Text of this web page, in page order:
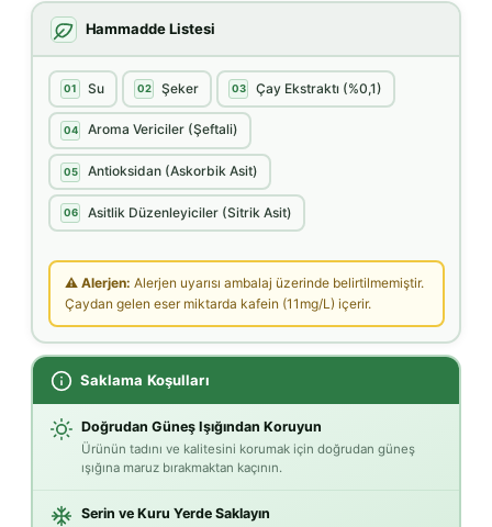
Hammadde Listesi
01 Su 02 Şeker 03 Çay Ekstraktı (%0,1)
04 Aroma Vericiler (Şeftali)
05 Antioksidan (Askorbik Asit)
06 Asitlik Düzenleyiciler (Sitrik Asit)
⚠ Alerjen: Alerjen uyarısı ambalaj üzerinde belirtilmemiştir.
Çaydan gelen eser miktarda kafein (11mg/L) içerir.
Saklama Koşulları
Doğrudan Güneş Işığından Koruyun
Ürünün tadını ve kalitesini korumak için doğrudan güneş
ışığına maruz bırakmaktan kaçının.
Serin ve Kuru Yerde Saklayın